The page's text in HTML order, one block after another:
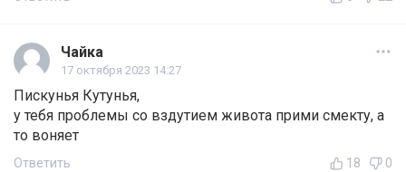
Чайка
17 октября 2023 14:27
Пискунья Кутунья,
у тебя проблемы со вздутием живота прими смекту, а
то воняет
Ответить 18 0